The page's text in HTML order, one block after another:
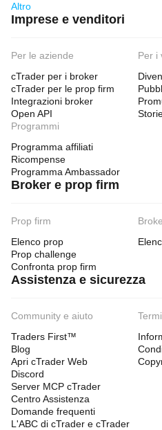
Altro
Imprese e venditori
Per le aziende
cTrader per i broker
cTrader per le prop firm
Integrazioni broker
Open API
Per i
Programmi
Programma affiliati
Ricompense
Programma Ambassador
Broker e prop firm
Prop firm
Elenco prop
Prop challenge
Confronta prop firm
Assistenza e sicurezza
Community e aiuto
Traders First™
Blog
Apri cTrader Web
Discord
Server MCP cTrader
Centro Assistenza
Domande frequenti
L'ABC di cTrader e cTrader